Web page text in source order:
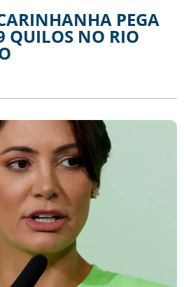
PEGA
QUILOS NO RIO